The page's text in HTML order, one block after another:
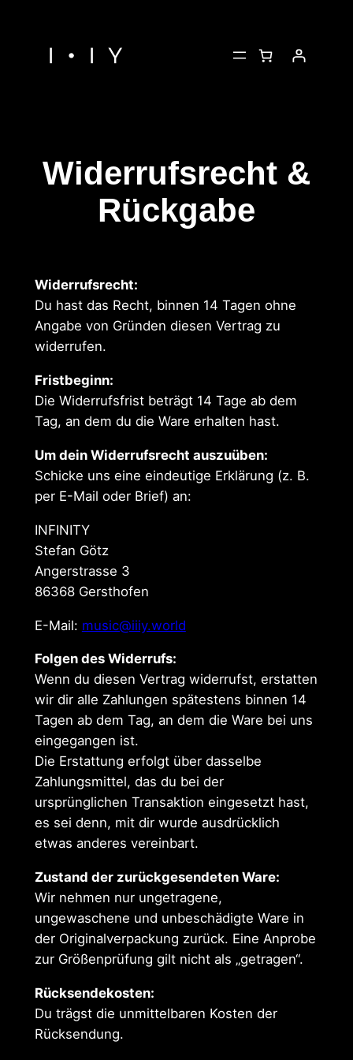
Widerrufsrecht &
Rückgabe
Widerrufsrecht:
Du hast das Recht, binnen 14 Tagen ohne
Angabe von Gründen diesen Vertrag zu
widerrufen.
Fristbeginn:
Die Widerrufsfrist beträgt 14 Tage ab dem
Tag, an dem du die Ware erhalten hast.
Um dein Widerrufsrecht auszuüben:
Schicke uns eine eindeutige Erklärung (z. B.
per E-Mail oder Brief) an:
INFINITY
Stefan Götz
Angerstrasse 3
86368 Gersthofen
E-Mail: music@iiiy.world
Folgen des Widerrufs:
Wenn du diesen Vertrag widerrufst, erstatten
wir dir alle Zahlungen spätestens binnen 14
Tagen ab dem Tag, an dem die Ware bei uns
eingegangen ist.
Die Erstattung erfolgt über dasselbe
Zahlungsmittel, das du bei der
ursprünglichen Transaktion eingesetzt hast,
es sei denn, mit dir wurde ausdrücklich
etwas anderes vereinbart.
Zustand der zurückgesendeten Ware:
Wir nehmen nur ungetragene,
ungewaschene und unbeschädigte Ware in
der Originalverpackung zurück. Eine Anprobe
zur Größenprüfung gilt nicht als „getragen“.
Rücksendekosten:
Du trägst die unmittelbaren Kosten der
Rücksendung.